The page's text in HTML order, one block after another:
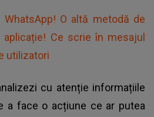
WhatsApp! O altă metodă de
Ce scrie în mesajul
utilizatori
cu atenție informațiile
a face o acțiune ce ar putea